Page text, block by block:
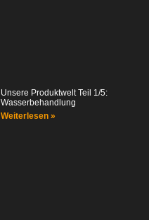
Unsere Produktwelt Teil 1/5:
Wasserbehandlung
Weiterlesen »